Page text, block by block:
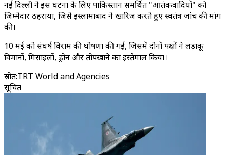
नई दिल्ली ने इस घटना के लिए पाकिस्तान समर्थित "आतंकवादियों" को
जिम्मेदार ठहराया, जिसे इस्लामाबाद ने खारिज करते हुए स्वतंत्र जांच की मांग
की।
10 मई को संघर्ष विराम की घोषणा की गई, जिसमें दोनों पक्षों ने लड़ाकू
विमानों, मिसाइलों, ड्रोन और तोपखाने का इस्तेमाल किया।
स्रोत:TRT World and Agencies
सूचित